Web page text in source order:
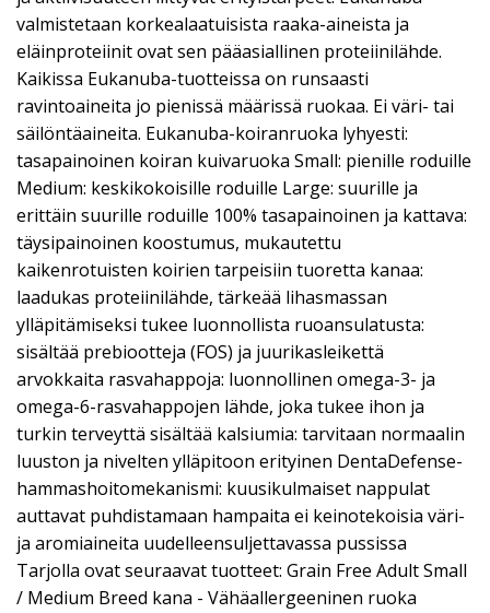
valmistetaan korkealaatuisista raaka-aineista ja
eläinproteiinit ovat sen pääasiallinen proteiinilähde.
Kaikissa Eukanuba-tuotteissa on runsaasti
ravintoaineita jo pienissä määrissä ruokaa. Ei väri- tai
säilöntäaineita. Eukanuba-koiranruoka lyhyesti:
tasapainoinen koiran kuivaruoka Small: pienille roduille
Medium: keskikokoisille roduille Large: suurille ja
erittäin suurille roduille 100% tasapainoinen ja kattava:
täysipainoinen koostumus, mukautettu
kaikenrotuisten koirien tarpeisiin tuoretta kanaa:
laadukas proteiinilähde, tärkeää lihasmassan
ylläpitämiseksi tukee luonnollista ruoansulatusta:
sisältää prebiootteja (FOS) ja juurikasleikettä
arvokkaita rasvahappoja: luonnollinen omega-3- ja
omega-6-rasvahappojen lähde, joka tukee ihon ja
turkin terveyttä sisältää kalsiumia: tarvitaan normaalin
luuston ja nivelten ylläpitoon erityinen DentaDefense-
hammashoitomekanismi: kuusikulmaiset nappulat
auttavat puhdistamaan hampaita ei keinotekoisia väri-
ja aromiaineita uudelleensuljettavassa pussissa
Tarjolla ovat seuraavat tuotteet: Grain Free Adult Small
/ Medium Breed kana - Vähäallergeeninen ruoka